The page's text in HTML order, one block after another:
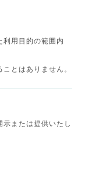
用目的の範囲内
とはありません。
または提供いたし